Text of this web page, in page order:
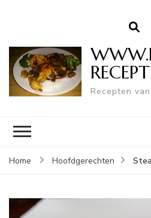
Recepten
Home Hoofdgerechten